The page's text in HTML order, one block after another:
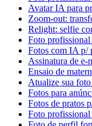
Avatar IA para
Zoom-out:
Relight: selfie
Foto
Fotos com IA p/
Assinatura de
Ensaio de
Atualize sua
Fotos para
Fotos de pratos
Foto